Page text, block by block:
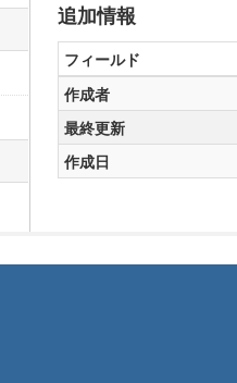
追加情報
フィールド
作成者
最終更新
作成日